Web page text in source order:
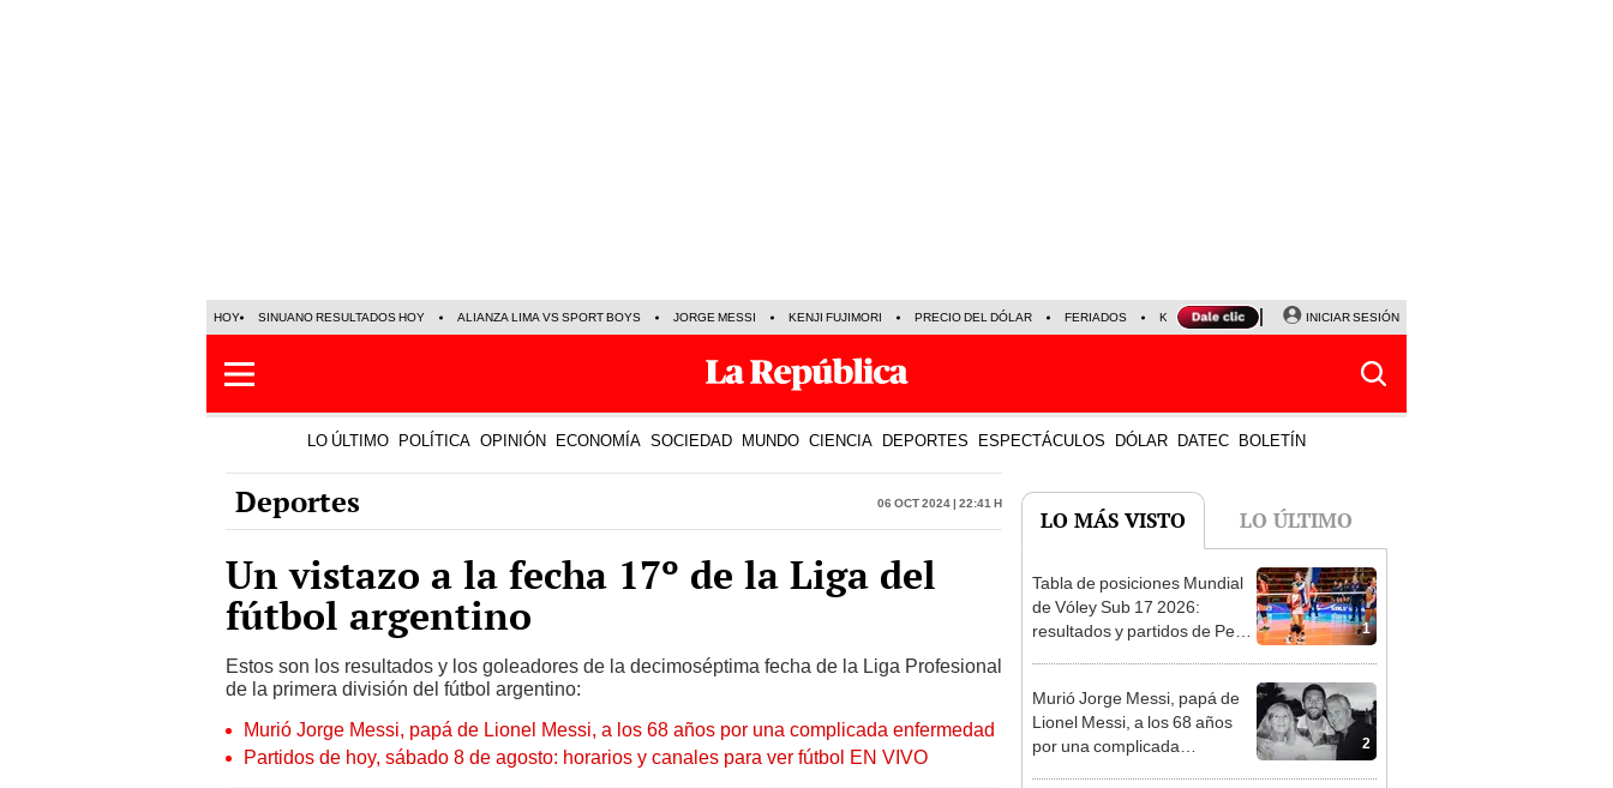
HOY SINUANO RESULTADOS HOY ALIANZA LIMA VS SPORT BOYS JORGE MESSI KENJI FUJIMORI PRECIO DEL DÓLAR FERIADOS KEIKO FUJIMORI NALDY SALDAÑA
INICIAR SESIÓN
LO ÚLTIMO POLÍTICA OPINIÓN ECONOMÍA SOCIEDAD MUNDO CIENCIA DEPORTES ESPECTÁCULOS DÓLAR DATEC BOLETÍN
Deportes 06 Oct 2024 | 22:41 h
Un vistazo a la fecha 17º de la Liga del
fútbol argentino
Estos son los resultados y los goleadores de la decimoséptima fecha de la Liga Profesional
de la primera división del fútbol argentino:
Murió Jorge Messi, papá de Lionel Messi, a los 68 años por una complicada enfermedad
Partidos de hoy, sábado 8 de agosto: horarios y canales para ver fútbol EN VIVO
LO MÁS VISTO LO ÚLTIMO
1
Tabla de posiciones Mundial
de Vóley Sub 17 2026:
resultados y partidos de Perú
2
Murió Jorge Messi, papá de
Lionel Messi, a los 68 años
por una complicada